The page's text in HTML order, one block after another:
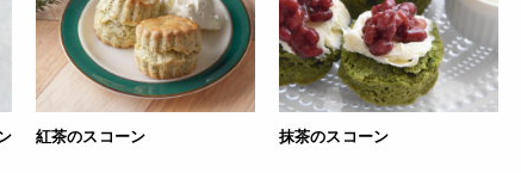
紅茶のスコーン 抹茶のスコーン